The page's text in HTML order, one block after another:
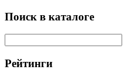
Поиск в каталоге
Рейтинги